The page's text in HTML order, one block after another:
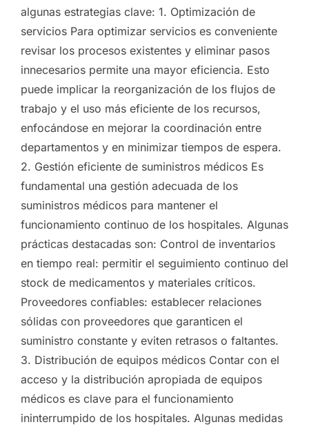
algunas estrategias clave: 1. Optimización de
servicios Para optimizar servicios es conveniente
revisar los procesos existentes y eliminar pasos
innecesarios permite una mayor eficiencia. Esto
puede implicar la reorganización de los flujos de
trabajo y el uso más eficiente de los recursos,
enfocándose en mejorar la coordinación entre
departamentos y en minimizar tiempos de espera.
2. Gestión eficiente de suministros médicos Es
fundamental una gestión adecuada de los
suministros médicos para mantener el
funcionamiento continuo de los hospitales. Algunas
prácticas destacadas son: Control de inventarios
en tiempo real: permitir el seguimiento continuo del
stock de medicamentos y materiales críticos.
Proveedores confiables: establecer relaciones
sólidas con proveedores que garanticen el
suministro constante y eviten retrasos o faltantes.
3. Distribución de equipos médicos Contar con el
acceso y la distribución apropiada de equipos
médicos es clave para el funcionamiento
ininterrumpido de los hospitales. Algunas medidas